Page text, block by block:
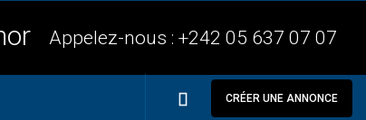
Appelez-nous : +242 05 637 07 07
CRÉER UNE ANNONCE